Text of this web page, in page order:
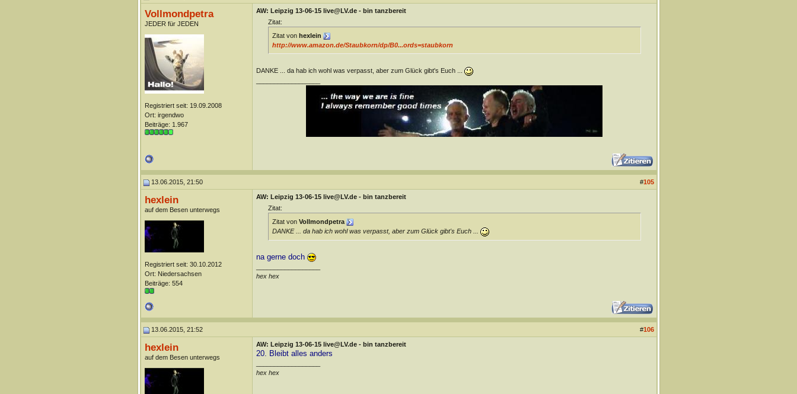
Vollmondpetra
JEDER für JEDEN
Registriert seit: 19.09.2008
Ort: irgendwo
Beiträge: 1.967
AW: Leipzig 13-06-15 live@LV.de - bin tanzbereit
Zitat:
Zitat von hexlein
http://www.amazon.de/Staubkorn/dp/B0...ords=staubkorn
DANKE ... da hab ich wohl was verpasst, aber zum Glück gibt's Euch ...
13.06.2015, 21:50 #105
hexlein
auf dem Besen unterwegs
Registriert seit: 30.10.2012
Ort: Niedersachsen
Beiträge: 554
AW: Leipzig 13-06-15 live@LV.de - bin tanzbereit
Zitat:
Zitat von Vollmondpetra
DANKE ... da hab ich wohl was verpasst, aber zum Glück gibt's Euch ...
na gerne doch
hex hex
13.06.2015, 21:52 #106
hexlein
auf dem Besen unterwegs
AW: Leipzig 13-06-15 live@LV.de - bin tanzbereit
20. Bleibt alles anders
hex hex